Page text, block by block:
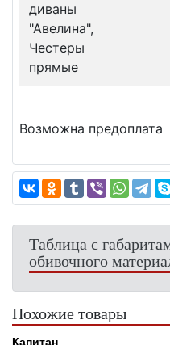
диваны
"Авелина",
Честеры
прямые
Возможна предоплата
Таблица с
обивочного
Похожие товары
Капитан